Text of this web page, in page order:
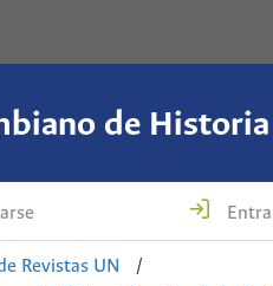
Revistas UN
/